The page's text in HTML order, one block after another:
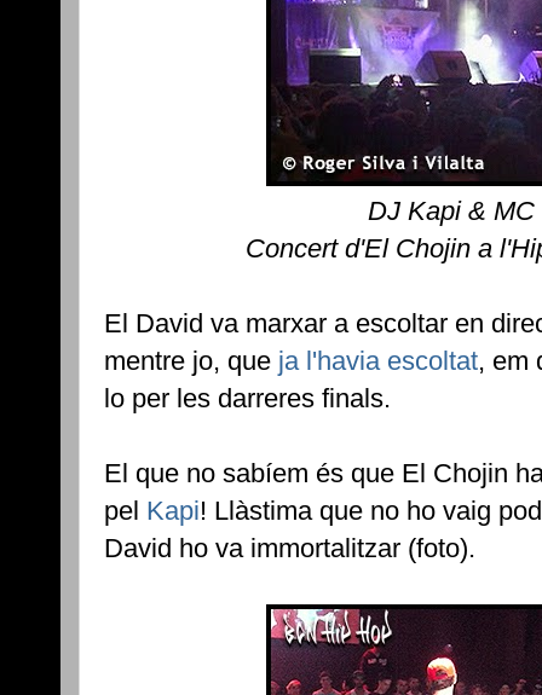
DJ Kapi &
Concert d'El Chojin a
El David va marxar a escoltar en
mentre jo, que ja l'havia escoltat, em
lo per les darreres finals.
El que no sabíem és que El Chojin
pel Kapi! Llàstima que no ho vaig
David ho va immortalitzar (foto).